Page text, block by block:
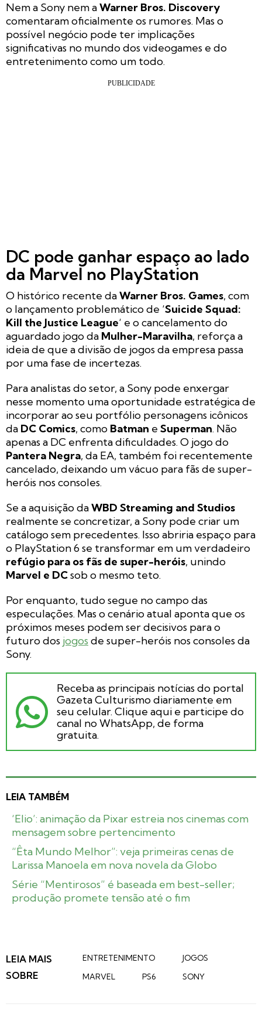
Nem a Sony nem aWarner Bros. Discovery
comentaram oficialmente os rumores. Mas o
possível negócio pode ter implicações
significativas no mundo dos videogames e do
entretenimento como um todo.
DC pode ganhar espaço ao lado
da Marvel no PlayStation
O histórico recente daWarner Bros. Games, com
o lançamento problemático de ‘Suicide Squad:
Kill the Justice League‘ e o cancelamento do
aguardado jogo da Mulher-Maravilha, reforça a
ideia de que a divisão de jogos da empresa passa
por uma fase de incertezas.
Para analistas do setor, a Sony pode enxergar
nesse momento uma oportunidade estratégica de
incorporar ao seu portfólio personagens icônicos
da DC Comics, como Batman e Superman. Não
apenas a DC enfrenta dificuldades. O jogo do
Pantera Negra, da EA, também foi recentemente
cancelado, deixando um vácuo para fãs de super-
heróis nos consoles.
Se a aquisição daWBD Streaming and Studios
realmente se concretizar, a Sony pode criar um
catálogo sem precedentes. Isso abriria espaço para
o PlayStation 6 se transformar em um verdadeiro
refúgio para os fãs de super-heróis, unindo
Marvel e DCsob o mesmo teto.
Por enquanto, tudo segue no campo das
especulações. Mas o cenário atual aponta que os
próximos meses podem ser decisivos para o
futuro dos jogos de super-heróis nos consoles da
Sony.
Receba as principais notícias do portal
Gazeta Culturismo diariamente em
seu celular. Clique aqui e participe do
canal no WhatsApp, de forma
gratuita.
LEIA TAMBÉM
‘Elio’: animação da Pixar estreia nos cinemas com
mensagem sobre pertencimento
“Êta Mundo Melhor”: veja primeiras cenas de
Larissa Manoela em nova novela da Globo
Série “Mentirosos” é baseada em best-seller;
produção promete tensão até o fim
LEIA MAIS
SOBRE
ENTRETENIMENTO
JOGOS
MARVEL
PS6 SONY